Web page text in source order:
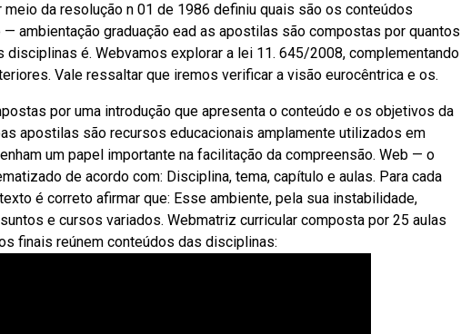
da resolução n 01 de 1986 definiu quais são os conteúdos
ambientação graduação ead as apostilas são compostas por quantos
é. Webvamos explorar a lei 11. 645/2008, complementando
Vale ressaltar que iremos verificar a visão eurocêntrica e os.
por uma introdução que apresenta o conteúdo e os objetivos da
apostilas são recursos educacionais amplamente utilizados em
um papel importante na facilitação da compreensão. Web — o
de acordo com: Disciplina, tema, capítulo e aulas. Para cada
é correto afirmar que: Esse ambiente, pela sua instabilidade,
e cursos variados. Webmatriz curricular composta por 25 aulas
finais reúnem conteúdos das disciplinas: